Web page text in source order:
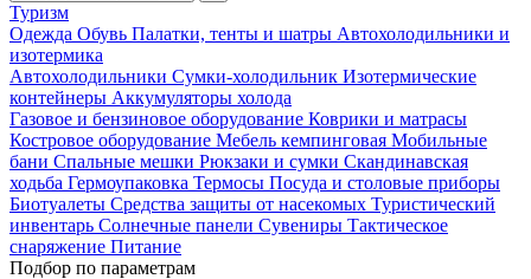
Туризм
Одежда Обувь Палатки, тенты и шатры Автохолодильники и
изотермика
Автохолодильники Сумки-холодильник Изотермические
контейнеры Аккумуляторы холода
Газовое и бензиновое оборудование Коврики и матрасы
Костровое оборудование Мебель кемпинговая Мобильные
бани Спальные мешки Рюкзаки и сумки Скандинавская
ходьба Гермоупаковка Термосы Посуда и столовые приборы
Биотуалеты Средства защиты от насекомых Туристический
инвентарь Солнечные панели Сувениры Тактическое
снаряжение Питание
Подбор по параметрам